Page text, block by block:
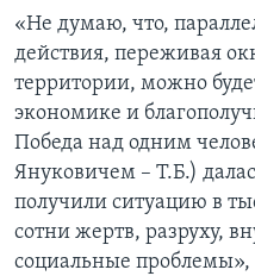
«Не думаю, что,
действия, переживая
территории, можно
экономике и
Победа над одним
Януковичем – Т.Б.)
получили ситуацию в
сотни жертв, разруху,
социальные проблемы»,